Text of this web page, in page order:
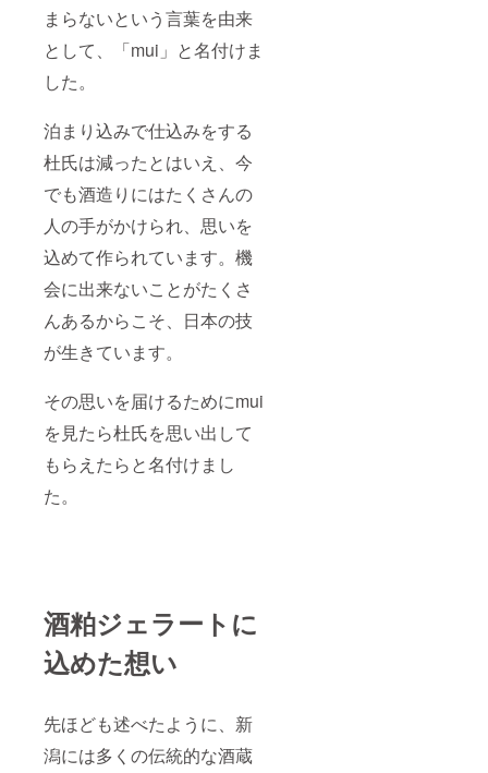
まらないという言葉を由来
として、「mui」と名付けま
した。
泊まり込みで仕込みをする
杜氏は減ったとはいえ、今
でも酒造りにはたくさんの
人の手がかけられ、思いを
込めて作られています。機
会に出来ないことがたくさ
んあるからこそ、日本の技
が生きています。
その思いを届けるためにmui
を見たら杜氏を思い出して
もらえたらと名付けまし
た。
酒粕ジェラートに
込めた想い
先ほども述べたように、新
潟には多くの伝統的な酒蔵